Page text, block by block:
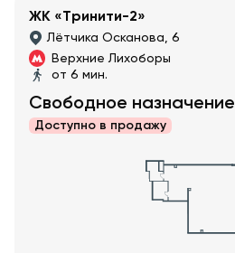
ЖК «Тринити-2»
Лётчика Осканова, 6
Верхние Лихоборы
от 6 мин.
Свободное назначение
Доступно в продажу